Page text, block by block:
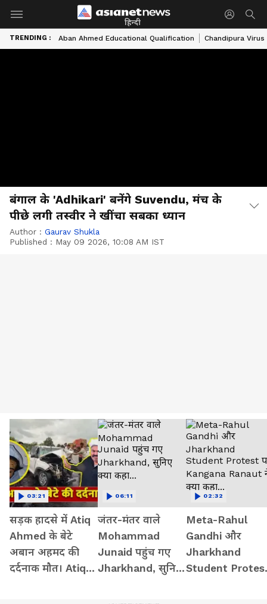
हिन्दी
TRENDING : Aban Ahmed Educational Qualification Chandipura
बंगाल के 'Adhikari' बनेंगे Suvendu, मंच के
पीछे लगी तस्वीर ने खींचा सबका ध्यान
Author : Gaurav Shukla
Published : May 09 2026, 10:08 AM IST
सड़क हादसे में Atiq
Ahmed के बेटे
अबान अहमद की
दर्दनाक मौत। Atiq
03:21
जंतर-मंतर वाले
Mohammad
Junaid पहुंच गए
Jharkhand, सुनिए
06:11
Meta-Rahul
Gandhi और
Jharkhand
Student
02:32